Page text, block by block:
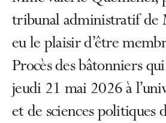
tribunal administratif de
eu le plaisir d’être
Procès des bâtonniers qui
jeudi 21 mai 2026 à
et de sciences politiques